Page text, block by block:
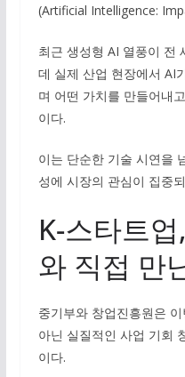
(Artificial Intelligence:
최근 생성형 AI 열풍이 전
데 실제 산업 현장에서 AI
며 어떤 가치를 만들어내
이다.
이는 단순한 기술 시연을
성에 시장의 관심이 집중
K-스타트
와 직접 만
중기부와 창업진흥원은
아닌 실질적인 사업 기회
이다.